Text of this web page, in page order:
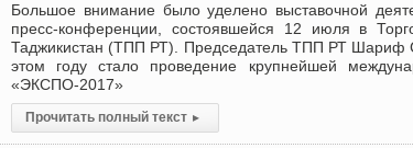
Большое внимание было уделено выставочной
пресс-конференции, состоявшейся 12 июля в
Таджикистан (ТПП РТ). Председатель ТПП РТ Шариф
этом году стало проведение крупнейшей
«ЭКСПО-2017»
Прочитать полный текст ▸